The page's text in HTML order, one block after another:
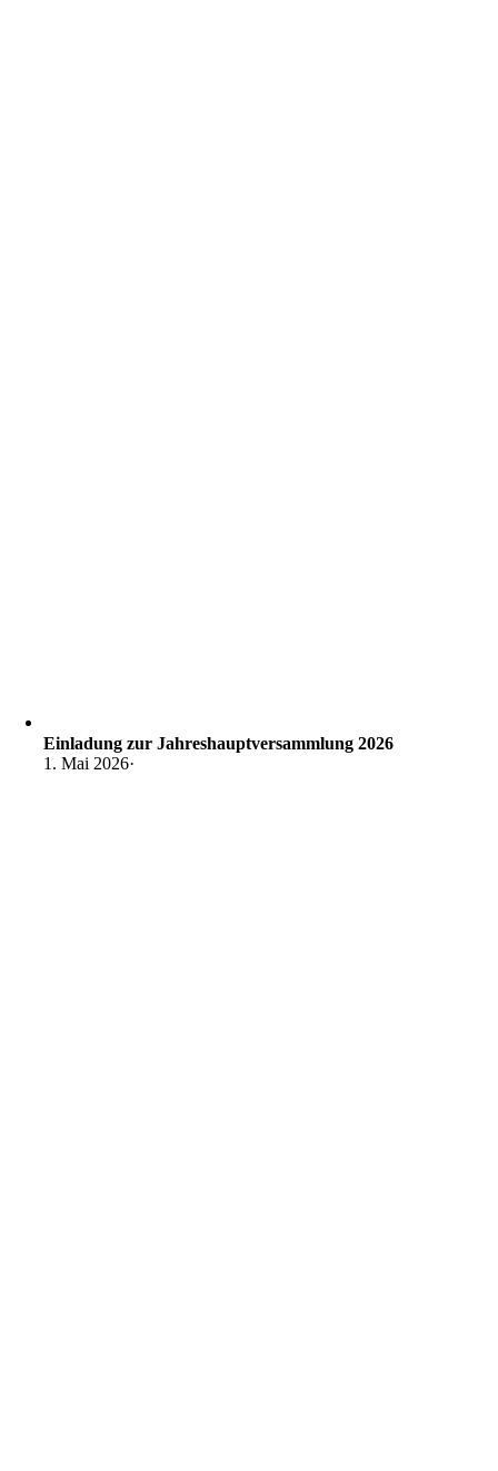
Einladung zur Jahreshauptversammlung 2026
1. Mai 2026·